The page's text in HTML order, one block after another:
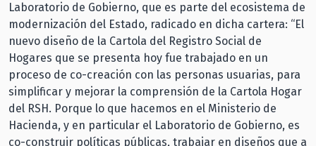
Laboratorio de Gobierno, que es parte del ecosistema de
modernización del Estado, radicado en dicha cartera: “El
nuevo diseño de la Cartola del Registro Social de
Hogares que se presenta hoy fue trabajado en un
proceso de co-creación con las personas usuarias, para
simplificar y mejorar la comprensión de la Cartola Hogar
del RSH. Porque lo que hacemos en el Ministerio de
Hacienda, y en particular el Laboratorio de Gobierno, es
co-construir políticas públicas, trabajar en diseños que a